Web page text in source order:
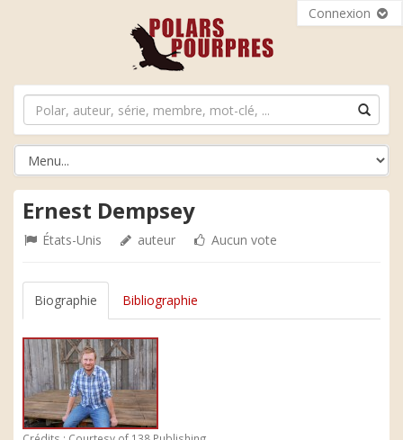
Connexion
Ernest Dempsey
États-Unis auteur Aucun vote
Biographie Bibliographie